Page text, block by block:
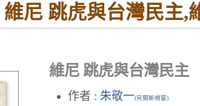
尼 跳虎與台灣民主,
維尼 跳虎與台灣民主
作者 : 朱敬一(另開新視窗)